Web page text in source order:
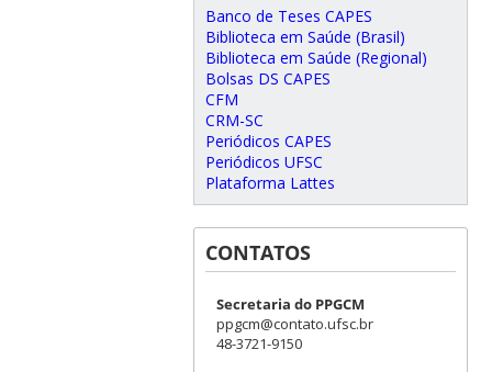
Banco de Teses CAPES
Biblioteca em Saúde (Brasil)
Biblioteca em Saúde (Regional)
Bolsas DS CAPES
CFM
CRM-SC
Periódicos CAPES
Periódicos UFSC
Plataforma Lattes
CONTATOS
Secretaria do PPGCM
ppgcm@contato.ufsc.br
48-3721-9150